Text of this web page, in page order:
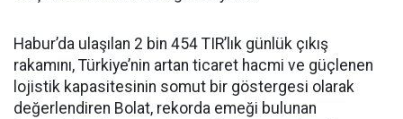
Habur’da ulaşılan 2 bin 454 TIR’lık günlük çıkış
rakamını, Türkiye’nin artan ticaret hacmi ve güçlenen
lojistik kapasitesinin somut bir göstergesi olarak
değerlendiren Bolat, rekorda emeği bulunan